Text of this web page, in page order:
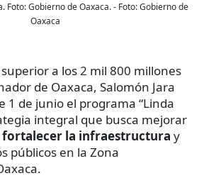
Foto: Gobierno de Oaxaca.- Foto:Gobierno de
Oaxaca
a los 2 mil 800 millones
de Oaxaca, Salomón Jara
1 de junio el programa “Linda
integral que busca mejorar
fortalecer la infraestructura y
públicos en la Zona